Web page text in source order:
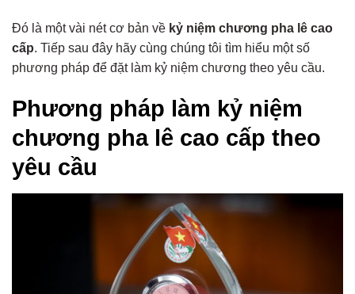
Đó là một vài nét cơ bản về kỷ niệm chương pha lê cao
cấp. Tiếp sau đây hãy cùng chúng tôi tìm hiểu một số
phương pháp để đặt làm kỷ niệm chương theo yêu cầu.
Phương pháp làm kỷ niệm
chương pha lê cao cấp theo
yêu cầu